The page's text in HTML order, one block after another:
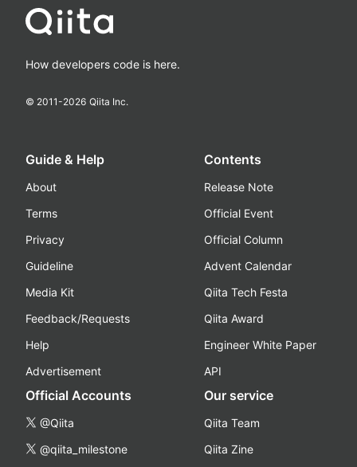
How developers code is here.
© 2011-2026 Qiita Inc.
Guide & Help
About
Terms
Privacy
Guideline
Media Kit
Feedback/Requests
Help
Advertisement
Contents
Release Note
Official Event
Official Column
Advent Calendar
Qiita Tech Festa
Qiita Award
Engineer White Paper
API
Official Accounts
@Qiita
@qiita_milestone
Our service
Qiita Team
Qiita Zine